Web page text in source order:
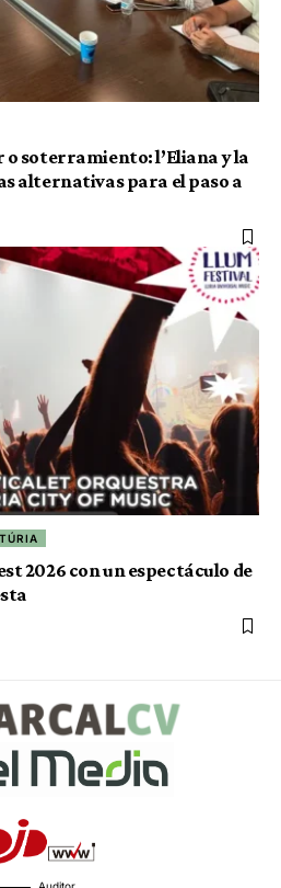
soterramiento: l’Eliana y la
alternativas para el paso a
2026 con un espectáculo de